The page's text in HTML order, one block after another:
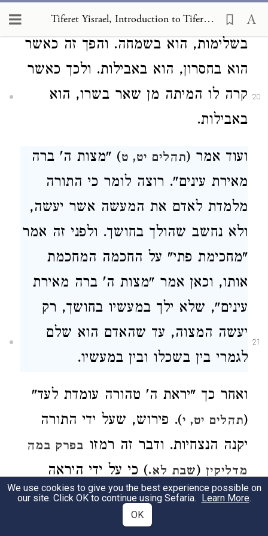
Tiferet Yisrael, Introduction to Tiferet Yisrael
20
לב האדם. שכאשר האדם הוא
בשלימות, הוא בשמחה. והפך זה כאשר
הוא בחסרון, הוא באבילות. ולכך כאשר
קרה לו המיתה מן שאר בשרו, הוא
באבילות.
21
ועוד אמר (תהלים יט, ט) "מצות ה' ברה
מאירת עינים". רוצה לומר כי התורה
מלמדת לאדם את המעשה אשר יעשה,
ולא נחשב שהולך בחושך. ולפני זה אמר
"מחכימת פתי" על החכמה המחכמת
אותו, וכאן אמר "מצות ה' ברה מאירת
עינים", שלא ילך במעשיו בחושך, רק
יעשה המצוה, עד שהאדם הוא שלם
לגמרי בין בשכלו ובין במעשיו.
ואחר כך "יראת ה' טהורה עומדת לעד"
(תהלים יט, י). פירוש, שעל ידי התורה
יקנה הנצחיות. ודבר זה רמזו בפרק במה
מדליקין(שבת לא.) כי על ידי היראה
יקנה הקיום הנצחי, על פסוק "יראת ה'
ישעיה לג, ו
We use cookies to give you the best experience possible on
our site. Click OK to continue using Sefaria. Learn More.
OK